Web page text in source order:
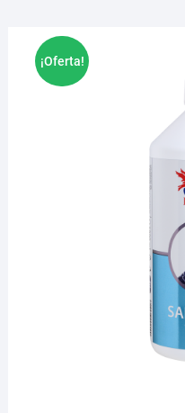
¡Oferta!